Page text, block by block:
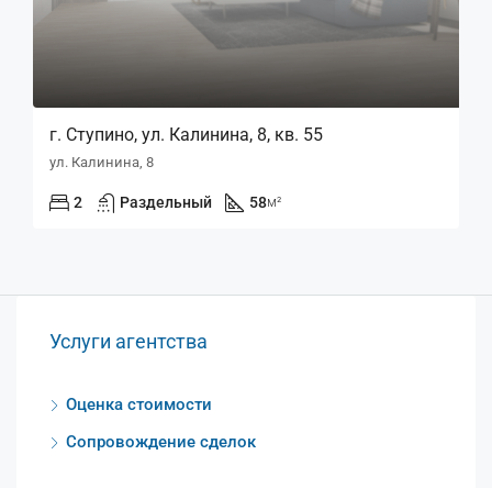
г. Ступино, ул. Калинина, 8, кв. 55
ул. Калинина, 8
2 Раздельный 58м²
Услуги агентства
Оценка стоимости
Сопровождение сделок